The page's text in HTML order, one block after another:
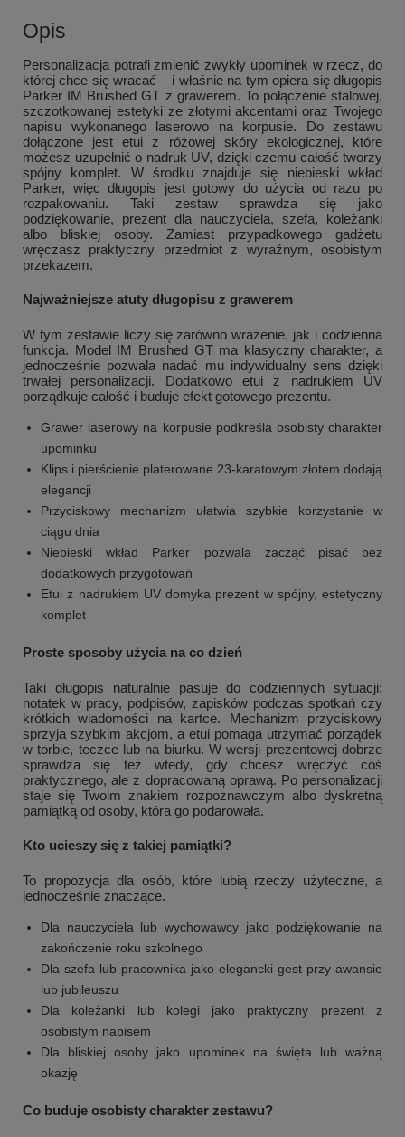
Opis
Personalizacja potrafi zmienić zwykły upominek w rzecz, do
której chce się wracać – i właśnie na tym opiera się długopis
Parker IM Brushed GT z grawerem. To połączenie stalowej,
szczotkowanej estetyki ze złotymi akcentami oraz Twojego
napisu wykonanego laserowo na korpusie. Do zestawu
dołączone jest etui z różowej skóry ekologicznej, które
możesz uzupełnić o nadruk UV, dzięki czemu całość tworzy
spójny komplet. W środku znajduje się niebieski wkład
Parker, więc długopis jest gotowy do użycia od razu po
rozpakowaniu. Taki zestaw sprawdza się jako
podziękowanie, prezent dla nauczyciela, szefa, koleżanki
albo bliskiej osoby. Zamiast przypadkowego gadżetu
wręczasz praktyczny przedmiot z wyraźnym, osobistym
przekazem.
Najważniejsze atuty długopisu z grawerem
W tym zestawie liczy się zarówno wrażenie, jak i codzienna
funkcja. Model IM Brushed GT ma klasyczny charakter, a
jednocześnie pozwala nadać mu indywidualny sens dzięki
trwałej personalizacji. Dodatkowo etui z nadrukiem UV
porządkuje całość i buduje efekt gotowego prezentu.
Grawer laserowy na korpusie podkreśla osobisty charakter
upominku
Klips i pierścienie platerowane 23-karatowym złotem dodają
elegancji
Przyciskowy mechanizm ułatwia szybkie korzystanie w
ciągu dnia
Niebieski wkład Parker pozwala zacząć pisać bez
dodatkowych przygotowań
Etui z nadrukiem UV domyka prezent w spójny, estetyczny
komplet
Proste sposoby użycia na co dzień
Taki długopis naturalnie pasuje do codziennych sytuacji:
notatek w pracy, podpisów, zapisków podczas spotkań czy
krótkich wiadomości na kartce. Mechanizm przyciskowy
sprzyja szybkim akcjom, a etui pomaga utrzymać porządek
w torbie, teczce lub na biurku. W wersji prezentowej dobrze
sprawdza się też wtedy, gdy chcesz wręczyć coś
praktycznego, ale z dopracowaną oprawą. Po personalizacji
staje się Twoim znakiem rozpoznawczym albo dyskretną
pamiątką od osoby, która go podarowała.
Kto ucieszy się z takiej pamiątki?
To propozycja dla osób, które lubią rzeczy użyteczne, a
jednocześnie znaczące.
Dla nauczyciela lub wychowawcy jako podziękowanie na
zakończenie roku szkolnego
Dla szefa lub pracownika jako elegancki gest przy awansie
lub jubileuszu
Dla koleżanki lub kolegi jako praktyczny prezent z
osobistym napisem
Dla bliskiej osoby jako upominek na święta lub ważną
okazję
Co buduje osobisty charakter zestawu?